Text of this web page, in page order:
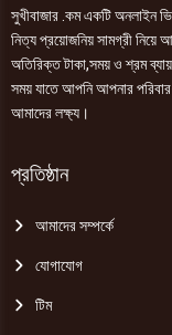
সুখীবাজার .কম একটি অনলাইন
নিত্য প্রয়োজনিয় সামগ্রী নিয়ে
অতিরিক্ত টাকা,সময় ও শ্রম
সময় যাতে আপনি আপনার
আমাদের লক্ষ্য।
প্রতিষ্ঠান
আমাদের সম্পর্কে
যোগাযোগ
টিম